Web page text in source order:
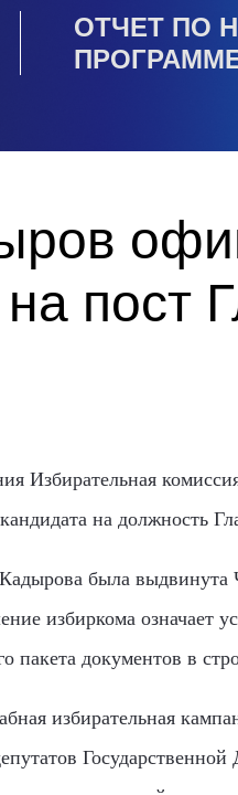
ОТЧЕТ ПО
ПРОГРАММЕ
пост
Избирательная
на должность
была
избиркома означает
пакета документов в
избирательная